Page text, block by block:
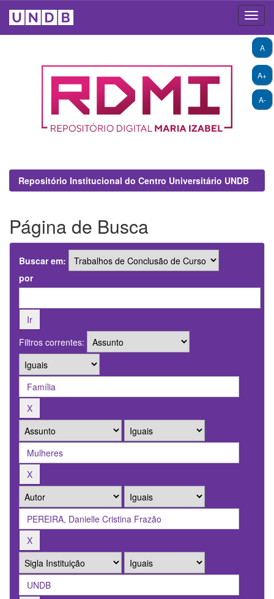
A+
A-
A
Repositório Institucional do Centro Universitário UNDB
Página de Busca
Buscar em:
por
Filtros correntes: